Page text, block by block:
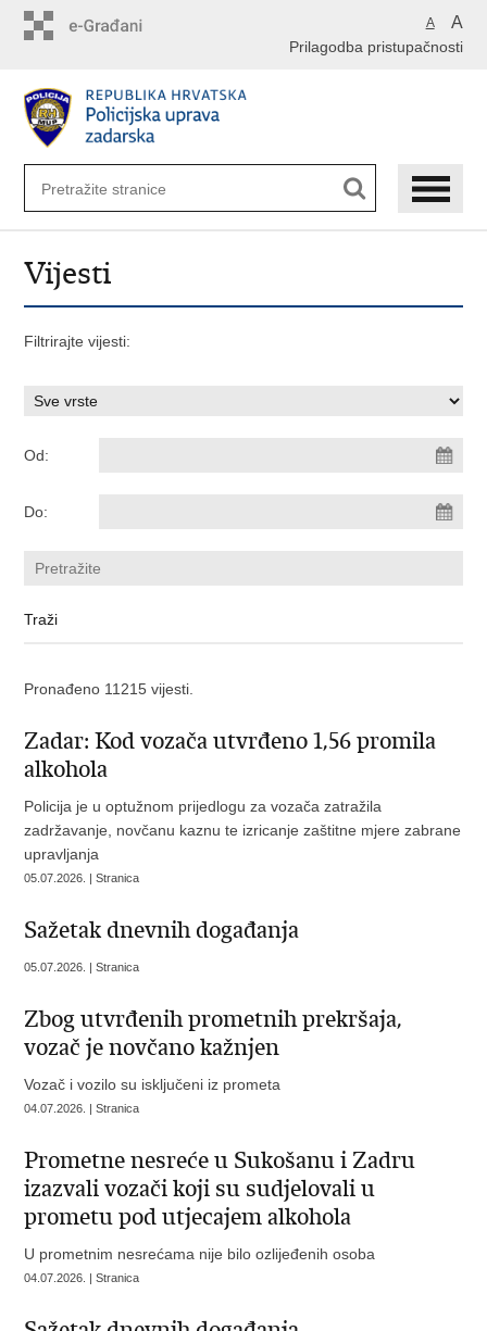
A A
Prilagodba pristupačnosti
Vijesti
Filtrirajte vijesti:
Od:
Do:
Pronađeno 11215 vijesti.
Zadar: Kod vozača utvrđeno 1,56 promila
alkohola
Policija je u optužnom prijedlogu za vozača zatražila
zadržavanje, novčanu kaznu te izricanje zaštitne mjere zabrane
upravljanja
05.07.2026. | Stranica
Sažetak dnevnih događanja
05.07.2026. | Stranica
Zbog utvrđenih prometnih prekršaja,
vozač je novčano kažnjen
Vozač i vozilo su isključeni iz prometa
04.07.2026. | Stranica
Prometne nesreće u Sukošanu i Zadru
izazvali vozači koji su sudjelovali u
prometu pod utjecajem alkohola
U prometnim nesrećama nije bilo ozlijeđenih osoba
04.07.2026. | Stranica